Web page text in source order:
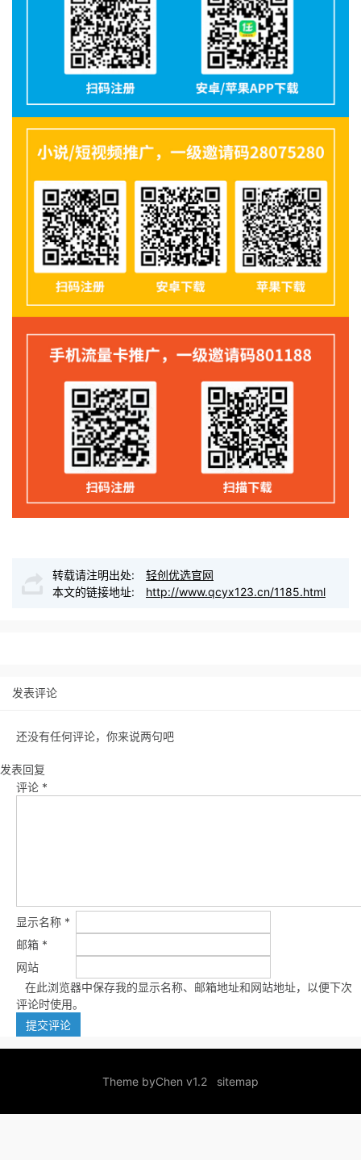
转载请注明出处:
轻创优选官网
本文的链接地址:
http://www.qcyx123.cn/1185.html
发表评论
还没有任何评论，你来说两句吧
发表回复
评论 *
显示名称 *
邮箱 *
网站
在此浏览器中保存我的显示名称、邮箱地址和网站地址，以便下次
评论时使用。
Theme byChen v1.2 sitemap